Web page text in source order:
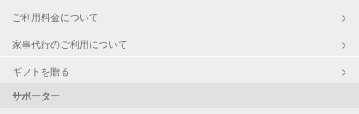
ご利用料金について
家事代行のご利用について
ギフトを贈る
サポーター